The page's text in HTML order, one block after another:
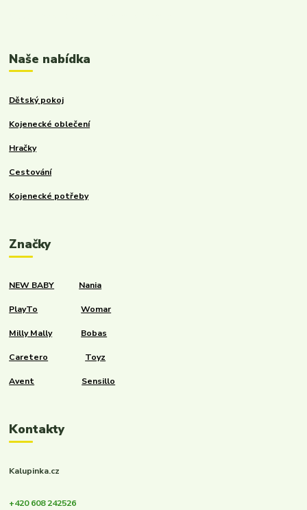
Naše nabídka
Dětský pokoj
Kojenecké oblečení
Hračky
Cestování
Kojenecké potřeby
Značky
NEW BABY Nania
PlayTo Womar
Milly Mally Bobas
Caretero Toyz
Avent Sensillo
Kontakty
Kalupinka.cz
+420 608 242526